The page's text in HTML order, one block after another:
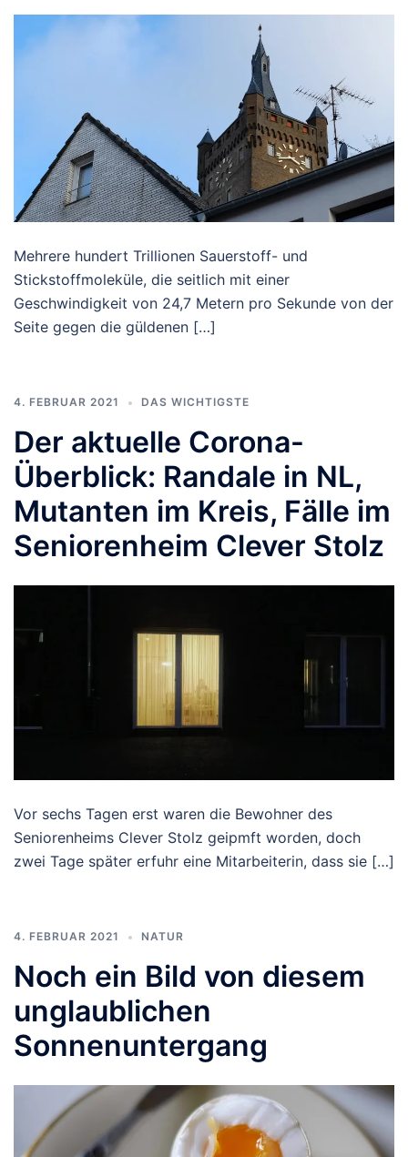
Mehrere hundert Trillionen Sauerstoff- und
Stickstoffmoleküle, die seitlich mit einer
Geschwindigkeit von 24,7 Metern pro Sekunde von der
Seite gegen die güldenen […]
4. FEBRUAR 2021 DAS WICHTIGSTE
Der aktuelle Corona-
Überblick: Randale in NL,
Mutanten im Kreis, Fälle im
Seniorenheim Clever Stolz
Vor sechs Tagen erst waren die Bewohner des
Seniorenheims Clever Stolz geipmft worden, doch
zwei Tage später erfuhr eine Mitarbeiterin, dass sie […]
4. FEBRUAR 2021 NATUR
Noch ein Bild von diesem
unglaublichen
Sonnenuntergang